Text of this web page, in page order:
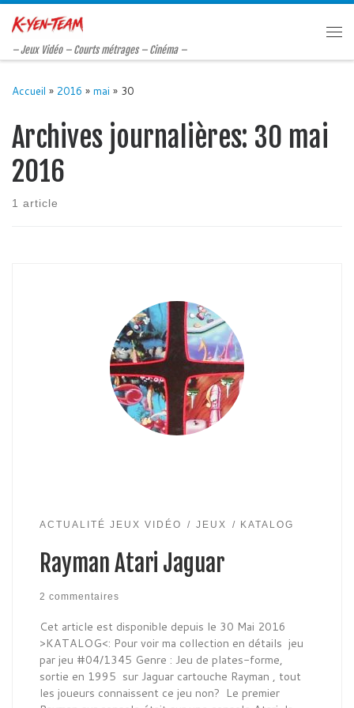
Passer au contenu
– Jeux Vidéo – Courts métrages – Cinéma –
Accueil » 2016 » mai » 30
Archives journalières: 30 mai
2016
1 article
ACTUALITÉ JEUX VIDÉO JEUX KATALOG
Rayman Atari Jaguar
2 commentaires
Cet article est disponible depuis le 30 Mai 2016
>KATALOG<: Pour voir ma collection en détails jeu
par jeu #04/1345 Genre : Jeu de plates-forme,
sortie en 1995 sur Jaguar cartouche Rayman , tout
les joueurs connaissent ce jeu non? Le premier